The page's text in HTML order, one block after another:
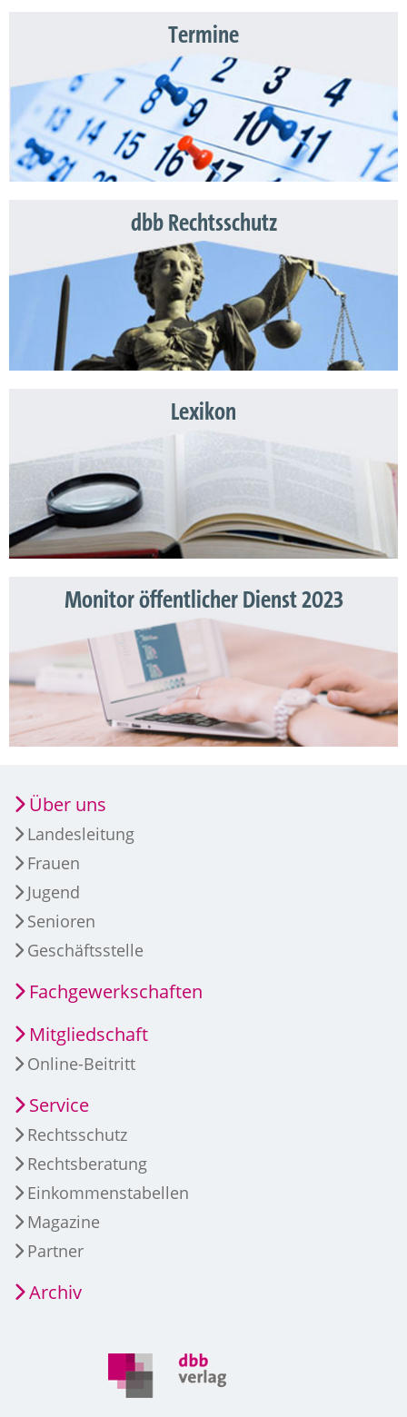
Termine
dbb Rechtsschutz
Lexikon
Monitor öffentlicher Dienst 2023
Über uns
Landesleitung
Frauen
Jugend
Senioren
Geschäftsstelle
Fachgewerkschaften
Mitgliedschaft
Online-Beitritt
Service
Rechtsschutz
Rechtsberatung
Einkommenstabellen
Magazine
Partner
Archiv